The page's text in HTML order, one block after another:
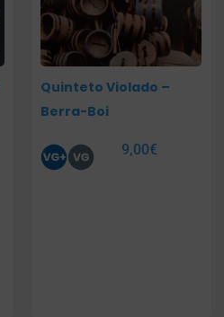
Quinteto Violado –
Berra-Boi
9,00€